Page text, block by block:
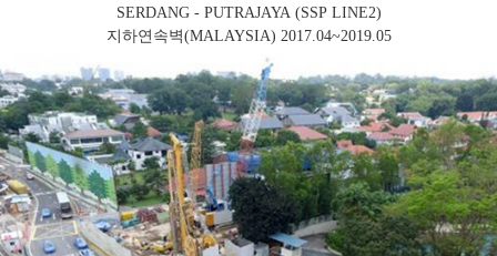
SERDANG - PUTRAJAYA (SSP LINE2)
지하연속벽(MALAYSIA) 2017.04~2019.05